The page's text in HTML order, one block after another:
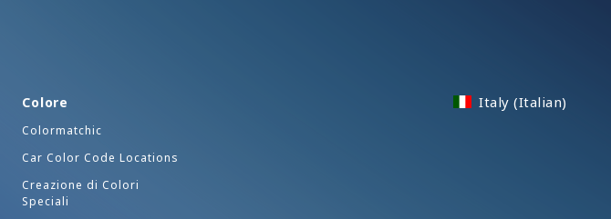
Colore
Colormatchic
Car Color Code Locations
Creazione di Colori
Speciali
Italy (Italian)